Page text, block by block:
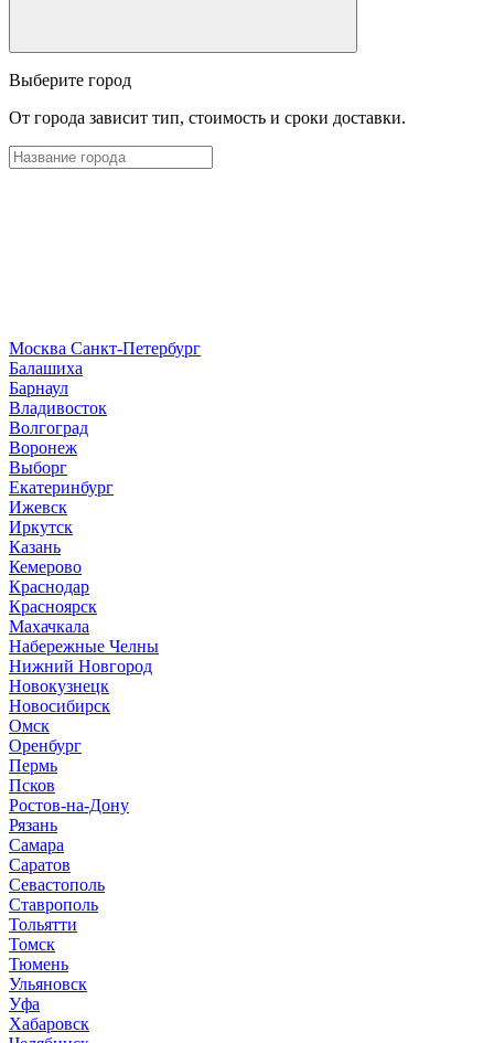
Выберите город
От города зависит тип, стоимость и сроки доставки.
Москва Санкт-Петербург
Балашиха
Барнаул
Владивосток
Волгоград
Воронеж
Выборг
Екатеринбург
Ижевск
Иркутск
Казань
Кемерово
Краснодар
Красноярск
Махачкала
Набережные Челны
Нижний Новгород
Новокузнецк
Новосибирск
Омск
Оренбург
Пермь
Псков
Ростов-на-Дону
Рязань
Самара
Саратов
Севастополь
Ставрополь
Тольятти
Томск
Тюмень
Ульяновск
Уфа
Хабаровск